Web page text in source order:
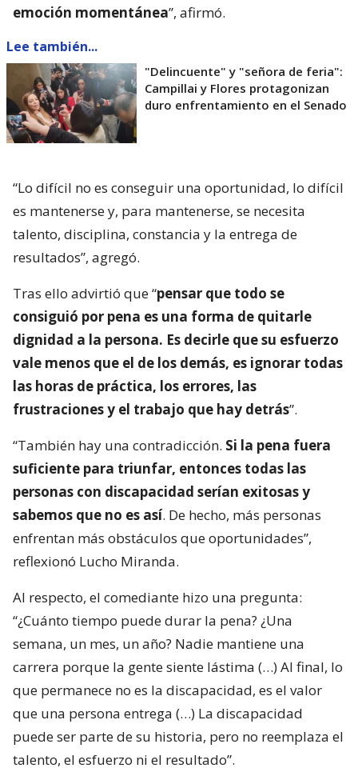
emoción momentánea”, afirmó.
Lee también...
"Delincuente" y "señora de feria":
Campillai y Flores protagonizan
duro enfrentamiento en el Senado
“Lo difícil no es conseguir una oportunidad, lo difícil
es mantenerse y, para mantenerse, se necesita
talento, disciplina, constancia y la entrega de
resultados”, agregó.
Tras ello advirtió que “pensar que todo se
consiguió por pena es una forma de quitarle
dignidad a la persona. Es decirle que su esfuerzo
vale menos que el de los demás, es ignorar todas
las horas de práctica, los errores, las
frustraciones y el trabajo que hay detrás”.
“También hay una contradicción. Si la pena fuera
suficiente para triunfar, entonces todas las
personas con discapacidad serían exitosas y
sabemos que no es así. De hecho, más personas
enfrentan más obstáculos que oportunidades”,
reflexionó Lucho Miranda.
Al respecto, el comediante hizo una pregunta:
“¿Cuánto tiempo puede durar la pena? ¿Una
semana, un mes, un año? Nadie mantiene una
carrera porque la gente siente lástima (…) Al final, lo
que permanece no es la discapacidad, es el valor
que una persona entrega (…) La discapacidad
puede ser parte de su historia, pero no reemplaza el
talento, el esfuerzo ni el resultado”.